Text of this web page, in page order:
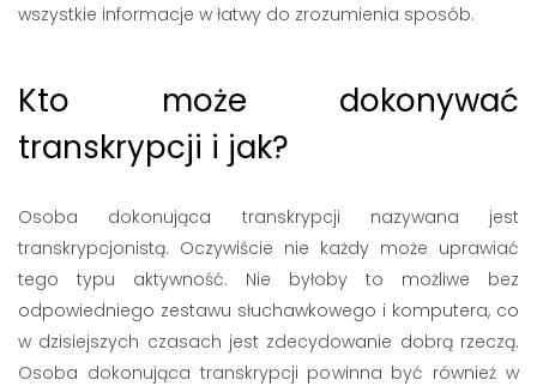
wszystkie informacje w łatwy do zrozumienia sposób.
Kto może dokonywać
transkrypcji i jak?
Osoba dokonująca transkrypcji nazywana jest
transkrypcjonistą. Oczywiście nie każdy może uprawiać
tego typu aktywność. Nie byłoby to możliwe bez
odpowiedniego zestawu słuchawkowego i komputera, co
w dzisiejszych czasach jest zdecydowanie dobrą rzeczą.
Osoba dokonująca transkrypcji powinna być również w